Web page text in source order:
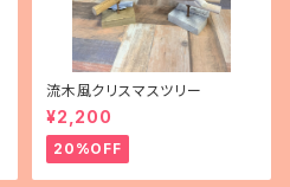
流木風クリスマスツリー
¥2,200
20%OFF